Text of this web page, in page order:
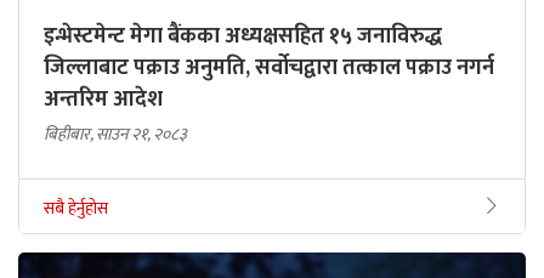
इन्भेस्टमेन्ट मेगा बैंकका अध्यक्षसहित १५ जनाविरुद्ध
जिल्लाबाट पक्राउ अनुमति, सर्वोचद्वारा तत्काल पक्राउ नगर्न
अन्तरिम आदेश
बिहीबार, साउन २१, २०८३
सबै हेर्नुहोस